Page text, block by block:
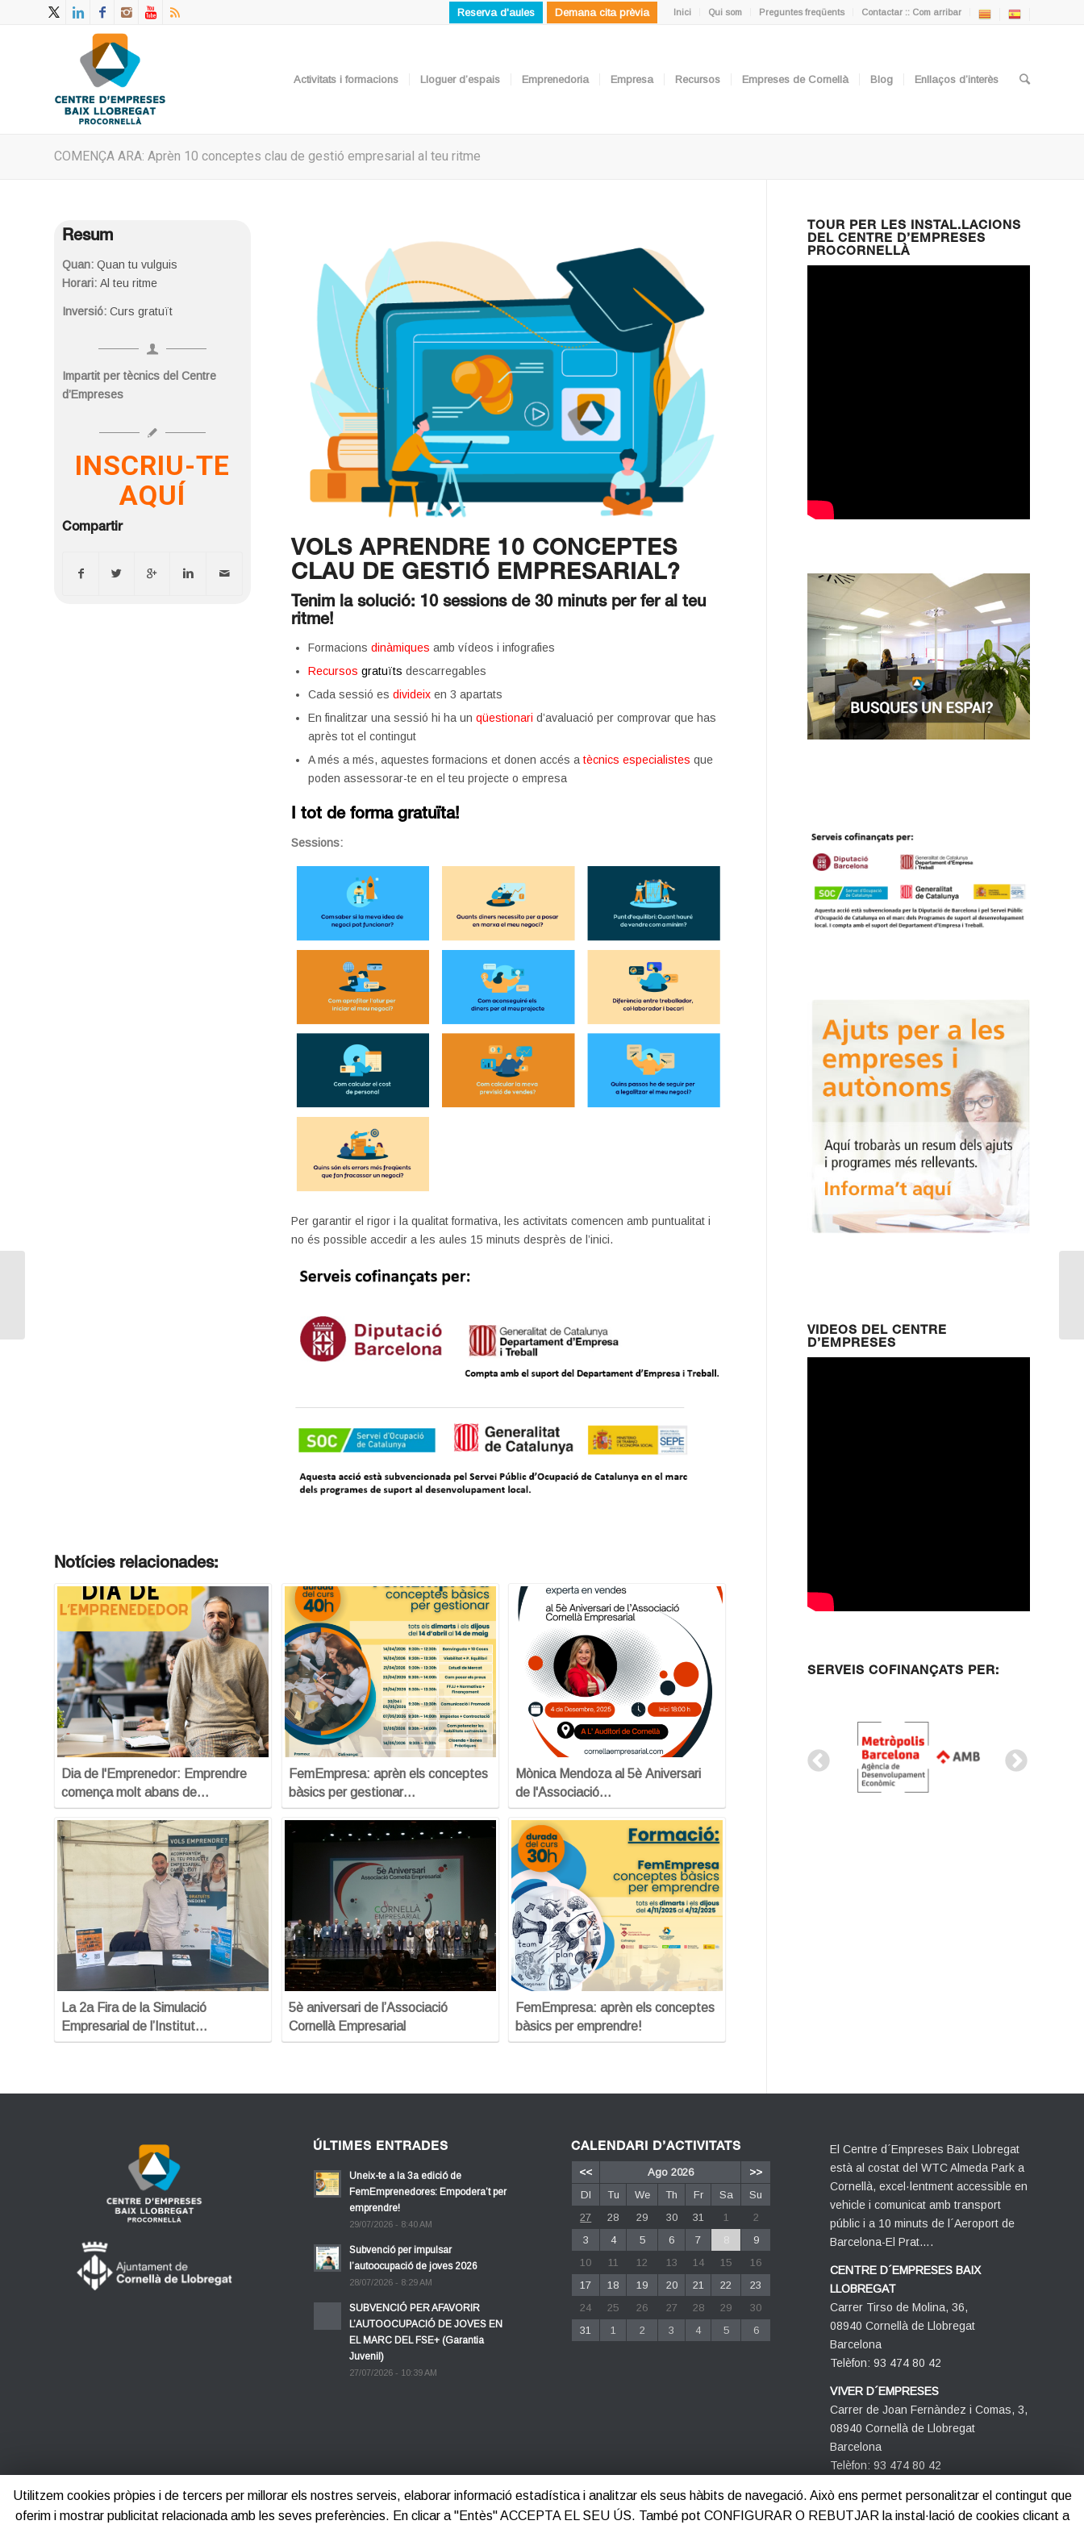
Inici Qui som Preguntes freqüents Contactar :: Com arribar
Reserva d'aules Demana cita prèvia
Activitats i formacions Lloguer d’espais Emprenedoria Empresa Recursos Empreses de Cornellà Blog Enllaços d’interès
COMENÇA ARA: Aprèn 10 conceptes clau de gestió empresarial al teu ritme
Resum
Quan: Quan tu vulguis
Horari: Al teu ritme
Inversió: Curs gratuït
Impartit per tècnics del Centre
d’Empreses
INSCRIU-TE
AQUÍ
Compartir
VOLS APRENDRE 10 CONCEPTES
CLAU DE GESTIÓ EMPRESARIAL?
Tenim la solució: 10 sessions de 30 minuts per fer al teu
ritme!
Formacionsdinàmiques amb vídeos i infografies
Recursosgratuïts descarregables
Cada sessió esdivideix en 3 apartats
En finalitzar una sessió hi ha unqüestionari d’avaluació per comprovar que has
après tot el contingut
A més a més, aquestes formacions et donen accés a tècnics especialistes que
poden assessorar-te en el teu projecte o empresa
I tot de forma gratuïta!
Sessions:
Per garantir el rigor i la qualitat formativa, les activitats comencen amb puntualitat i
no és possible accedir a les aules 15 minuts desprès de l’inici.
Notícies relacionades:
Dia de l'Emprenedor: Emprendre
comença molt abans de…
La 2a Fira de la Simulació
Empresarial de l’Institut…
FemEmpresa: aprèn els conceptes
bàsics per gestionar…
5è aniversari de l’Associació
Cornellà Empresarial
Mònica Mendoza al 5è Aniversari
de l'Associació…
FemEmpresa: aprèn els conceptes
bàsics per emprendre!
TOUR PER LES INSTAL.LACIONS
DEL CENTRE D’EMPRESES
PROCORNELLÀ
VIDEOS DEL CENTRE
D’EMPRESES
SERVEIS COFINANÇATS PER:
ÚLTIMES ENTRADES
Uneix-te a la 3a edició de
FemEmprenedores: Empodera’t per
emprendre!
29/07/2026 - 8:40 AM
Subvenció per impulsar
l’autoocupació de joves 2026
28/07/2026 - 8:29 AM
SUBVENCIÓ PER AFAVORIR
L’AUTOOCUPACIÓ DE JOVES EN
EL MARC DEL FSE+ (Garantia
Juvenil)
27/07/2026 - 10:39 AM
CALENDARI D’ACTIVITATS
<< Ago 2026
>>
Dl
Tu We Th Fr Sa
Su
27
28 29 30 31 1
2
3
4 5 6 7 8
9
10
11 12 13 14 15
16
17
18 19 20 21 22
23
24
25 26 27 28 29
30
31
1 2 3 4 5 6
El Centre d´Empreses Baix Llobregat
està al costat del WTC Almeda Park a
Cornellà, excel·lentment accessible en
vehicle i comunicat amb transport
públic i a 10 minuts de l´Aeroport de
Barcelona-El Prat….
CENTRE D´EMPRESES BAIX
LLOBREGAT
Carrer Tirso de Molina, 36,
08940 Cornellà de Llobregat
Barcelona
Telèfon: 93 474 80 42
VIVER D´EMPRESES
Carrer de Joan Fernàndez i Comas, 3,
08940 Cornellà de Llobregat
Barcelona
Telèfon: 93 474 80 42
Utilitzem cookies pròpies i de tercers per millorar els nostres serveis, elaborar informació estadística i analitzar els seus hàbits de navegació. Això ens permet personalitzar el contingut que
oferim i mostrar publicitat relacionada amb les seves preferències. En clicar a "Entès" ACCEPTA EL SEU ÚS. També pot CONFIGURAR O REBUTJAR la instal·lació de cookies clicant a